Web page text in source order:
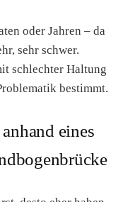
oder Jahren – da
sehr schwer.
schlechter Haltung
bestimmt.
eines